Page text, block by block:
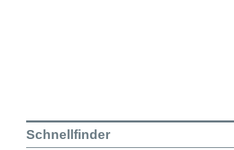
Schnellfinder